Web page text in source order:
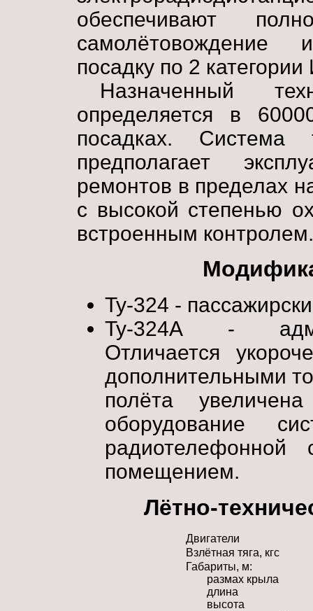
обеспечивают
самолётовождение
посадку по 2
Назначенный
определяется в
посадках. Система
предполагает
ремонтов в пределах
с высокой степенью
встроенным контролем.
Ту-324 -
Ту-324А -
Отличается
дополнительными
полёта
оборудование
помещением.
Лётно-
Двигатели
Взлётная тяга, кгс
Габариты, м:
размах крыла
длина
высота